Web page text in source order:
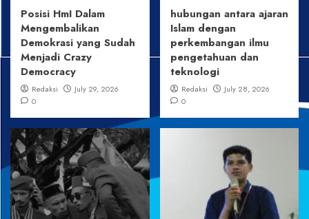
Posisi HmI Dalam
Mengembalikan
Demokrasi yang Sudah
Menjadi Crazy
Democracy
Redaksi
July 29, 2026
0
hubungan antara ajaran
Islam dengan
perkembangan ilmu
pengetahuan dan
teknologi
Redaksi
July 28, 2026
0